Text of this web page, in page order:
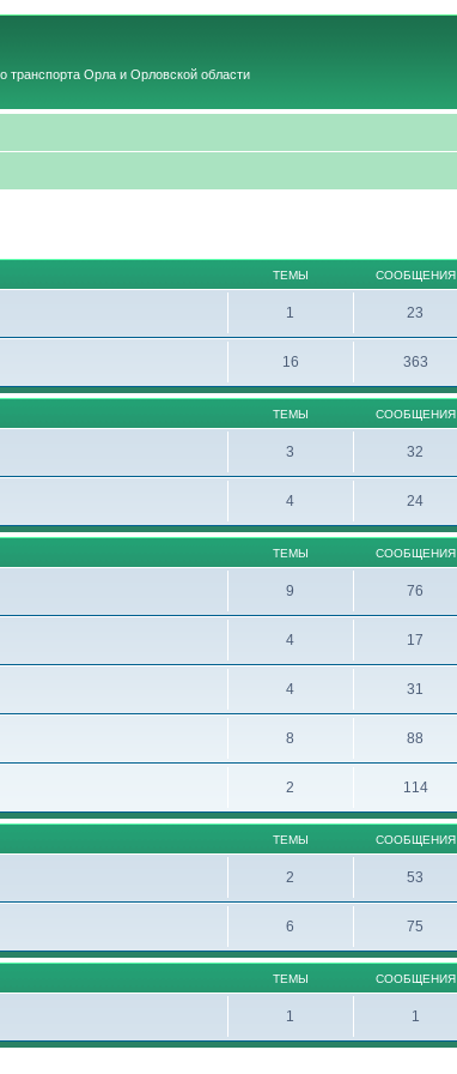
Орла и Орловской области
ТЕМЫ СООБЩЕНИЯ
1 23
16 363
ТЕМЫ СООБЩЕНИЯ
3 32
4 24
ТЕМЫ СООБЩЕНИЯ
9 76
4 17
4 31
8 88
2 114
ТЕМЫ СООБЩЕНИЯ
2 53
6 75
ТЕМЫ СООБЩЕНИЯ
1 1